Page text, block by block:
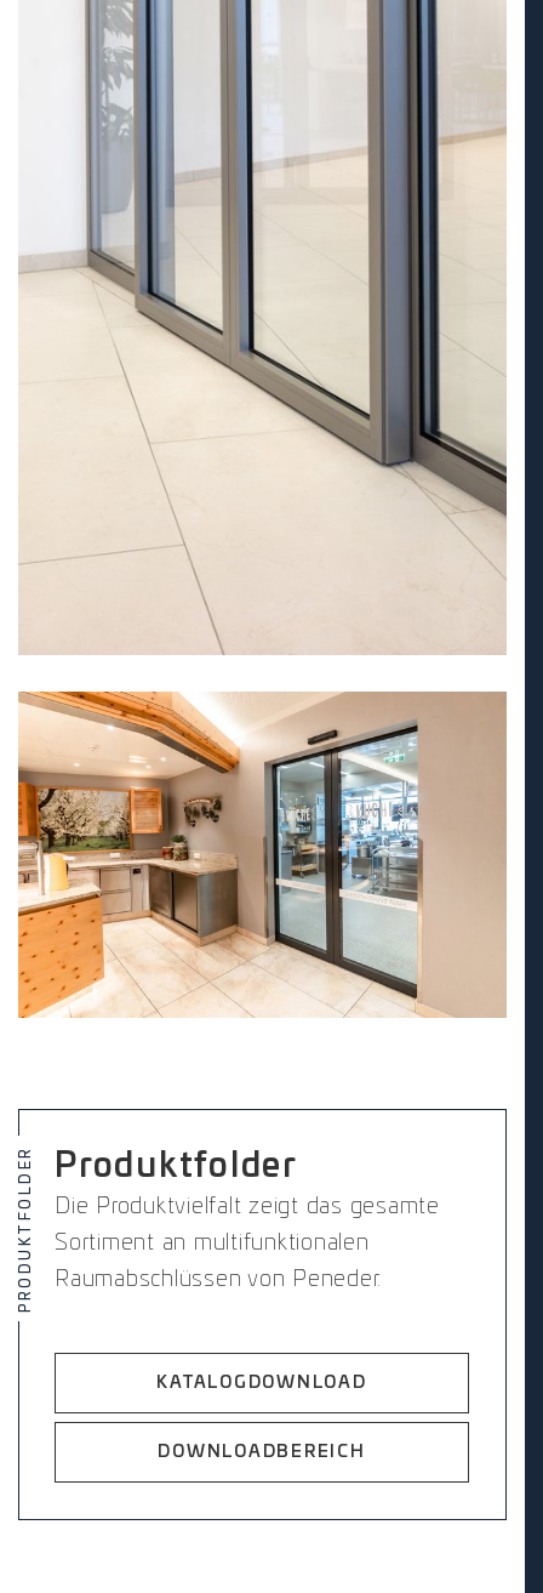
PRODUKTFOLDER Produktfolder
Die Produktvielfalt zeigt das gesamte
Sortiment an multifunktionalen
Raumabschlüssen von Peneder.
KATALOGDOWNLOAD
DOWNLOADBEREICH